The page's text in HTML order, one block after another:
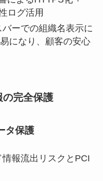
ログ活用
ーでの組織名表示に
になり、顧客の安心
の完全保護
タ保護
報流出リスクとPCI